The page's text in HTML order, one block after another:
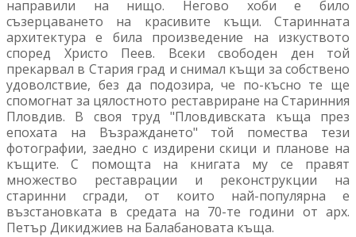
направили на нищо. Негово хоби е било
съзерцаването на красивите къщи. Старинната
архитектура е била произведение на изкуството
според Христо Пеев. Всеки свободен ден той
прекарвал в Стария град и снимал къщи за собствено
удоволствие, без да подозира, че по-късно те ще
спомогнат за цялостното реставриране на Старинния
Пловдив. В своя труд "Пловдивската къща през
епохата на Възраждането" той помества тези
фотографии, заедно с издирени скици и планове на
къщите. С помощта на книгата му се правят
множество реставрации и реконструкции на
старинни сгради, от които най-популярна е
възстановката в средата на 70-те години от арх.
Петър Дикиджиев на Балабановата къща.